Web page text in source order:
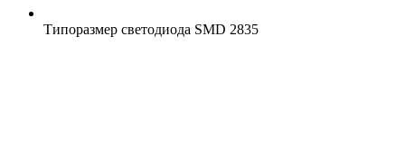
Типоразмер светодиода SMD 2835